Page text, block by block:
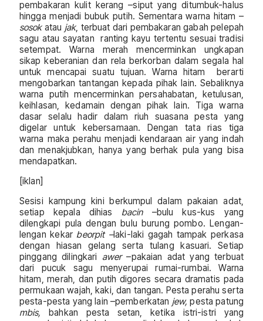
pembakaran kulit kerang –siput yang ditumbuk-halus
hingga menjadi bubuk putih. Sementara warna hitam –
sosokatau jak, terbuat dari pembakaran gabah pelepah
sagu atau sayatan ranting kayu tertentu sesuai tradisi
setempat. Warna merah mencerminkan ungkapan
sikap keberanian dan rela berkorban dalam segala hal
untuk mencapai suatu tujuan. Warna hitam berarti
mengobarkan tantangan kepada pihak lain. Sebaliknya
warna putih mencerminkan persahabatan, ketulusan,
keihlasan, kedamain dengan pihak lain. Tiga warna
dasar selalu hadir dalam riuh suasana pesta yang
digelar untuk kebersamaan. Dengan tata rias tiga
warna maka perahu menjadi kendaraan air yang indah
dan menakjubkan, hanya yang berhak pula yang bisa
mendapatkan.
[iklan]
Sesisi kampung kini berkumpul dalam pakaian adat,
setiap kepala dihias bacin–bulu kus-kus yang
dilengkapi pula dengan bulu burung pombo. Lengan-
lengan kekar beorpit –laki-laki gagah tampak perkasa
dengan hiasan gelang serta tulang kasuari. Setiap
pinggang dilingkari awer–pakaian adat yang terbuat
dari pucuk sagu menyerupai rumai-rumbai. Warna
hitam, merah, dan putih digores secara dramatis pada
permukaan wajah, kaki, dan tangan. Pesta perahu serta
pesta-pesta yang lain –pemberkatan jew,pesta patung
mbis, bahkan pesta setan, ketika istri-istri yang